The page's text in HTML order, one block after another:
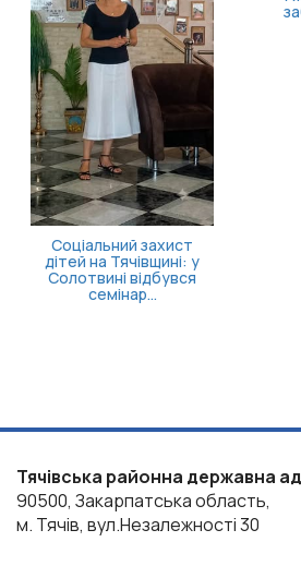
Тячівська районна державна
90500, Закарпатська область,
м. Тячів, вул.Незалежності 30